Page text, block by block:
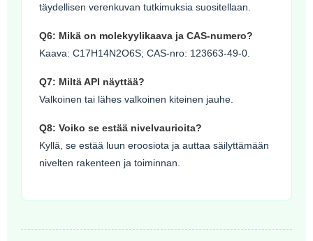
täydellisen verenkuvan tutkimuksia suositellaan.
Q6: Mikä on molekyylikaava ja CAS-numero?
Kaava: C17H14N2O6S; CAS-nro: 123663-49-0.
Q7: Miltä API näyttää?
Valkoinen tai lähes valkoinen kiteinen jauhe.
Q8: Voiko se estää nivelvaurioita?
Kyllä, se estää luun eroosiota ja auttaa säilyttämään
nivelten rakenteen ja toiminnan.